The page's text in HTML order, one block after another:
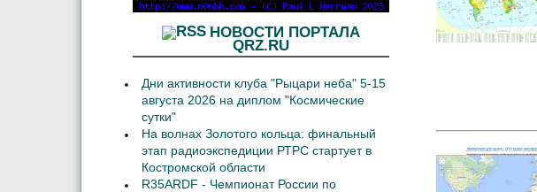
НОВОСТИ ПОРТАЛА
QRZ.RU
Дни активности клуба "Рыцари неба" 5-15
августа 2026 на диплом "Космические
сутки"
На волнах Золотого кольца: финальный
этап радиоэкспедиции РТРС стартует в
Костромской области
R35ARDF - Чемпионат России по